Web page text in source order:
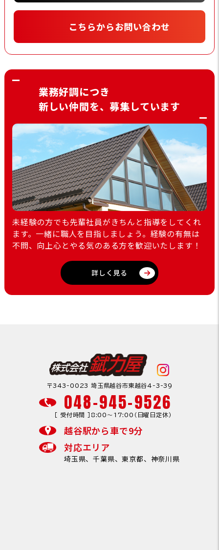
こちらからお問い合わせ
業務好調につき
新しい仲間を、募集しています
未経験の方でも先輩社員がきちんと指導をしてくれ
ます。一緒に職人を目指しましょう。経験の有無は
不問、向上心とやる気のある方を歓迎いたします！
詳しく見る
〒343-0023 埼玉県越谷市東越谷4-3-39
048-945-9526
［ 受付時間 ］8:00〜17:00（日曜日定休）
越谷駅から車で9分
対応エリア
埼玉県、千葉県、東京都、神奈川県